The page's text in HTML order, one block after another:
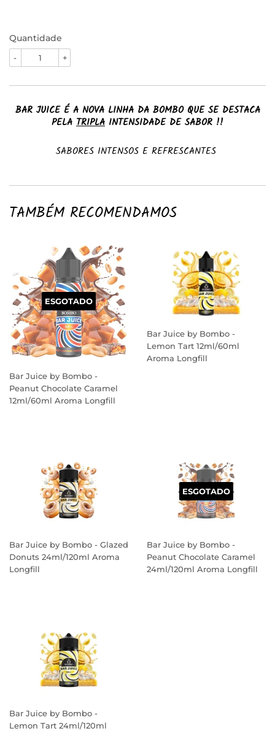
Quantidade
+
-
BAR JUICE É A NOVA LINHA DA BOMBO QUE SE DESTACA
PELA TRIPLA INTENSIDADE DE SABOR !!
SABORES INTENSOS E REFRESCANTES
TAMBÉM RECOMENDAMOS
ESGOTADO
Bar Juice by Bombo -
Peanut Chocolate Caramel
12ml/60ml Aroma Longfill
Bar Juice by Bombo -
Lemon Tart 12ml/60ml
Aroma Longfill
Bar Juice by Bombo - Glazed
Donuts 24ml/120ml Aroma
Longfill
ESGOTADO
Bar Juice by Bombo -
Peanut Chocolate Caramel
24ml/120ml Aroma Longfill
Bar Juice by Bombo -
Lemon Tart 24ml/120ml